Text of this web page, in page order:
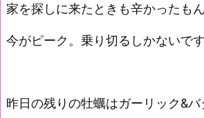
家を探しに来たときも辛かったも
今がピーク。乗り切るしかないで
昨日の残りの牡蠣はガーリック&バ